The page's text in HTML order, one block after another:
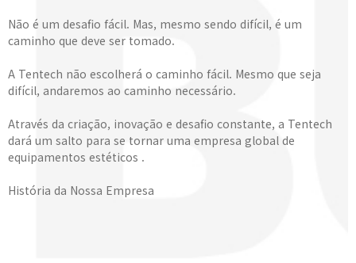
Não é um desafio fácil. Mas, mesmo sendo difícil, é um
caminho que deve ser tomado.
A Tentech não escolherá o caminho fácil. Mesmo que seja
difícil, andaremos ao caminho necessário.
Através da criação, inovação e desafio constante, a Tentech
dará um salto para se tornar uma empresa global de
equipamentos estéticos .
História da Nossa Empresa